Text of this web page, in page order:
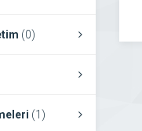
(0)
(1)